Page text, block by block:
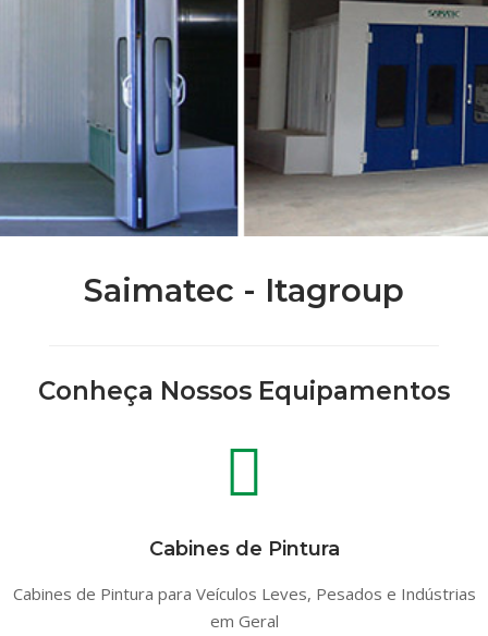
Saimatec - Itagroup
Conheça Nossos Equipamentos
Cabines de Pintura
Cabines de Pintura para Veículos Leves, Pesados e Indústrias
em Geral